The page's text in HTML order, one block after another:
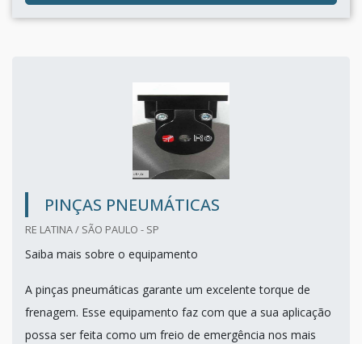
PINÇAS PNEUMÁTICAS
RE LATINA / SÃO PAULO - SP
Saiba mais sobre o equipamento
A pinças pneumáticas garante um excelente torque de
frenagem. Esse equipamento faz com que a sua aplicação
possa ser feita como um freio de emergência nos mais